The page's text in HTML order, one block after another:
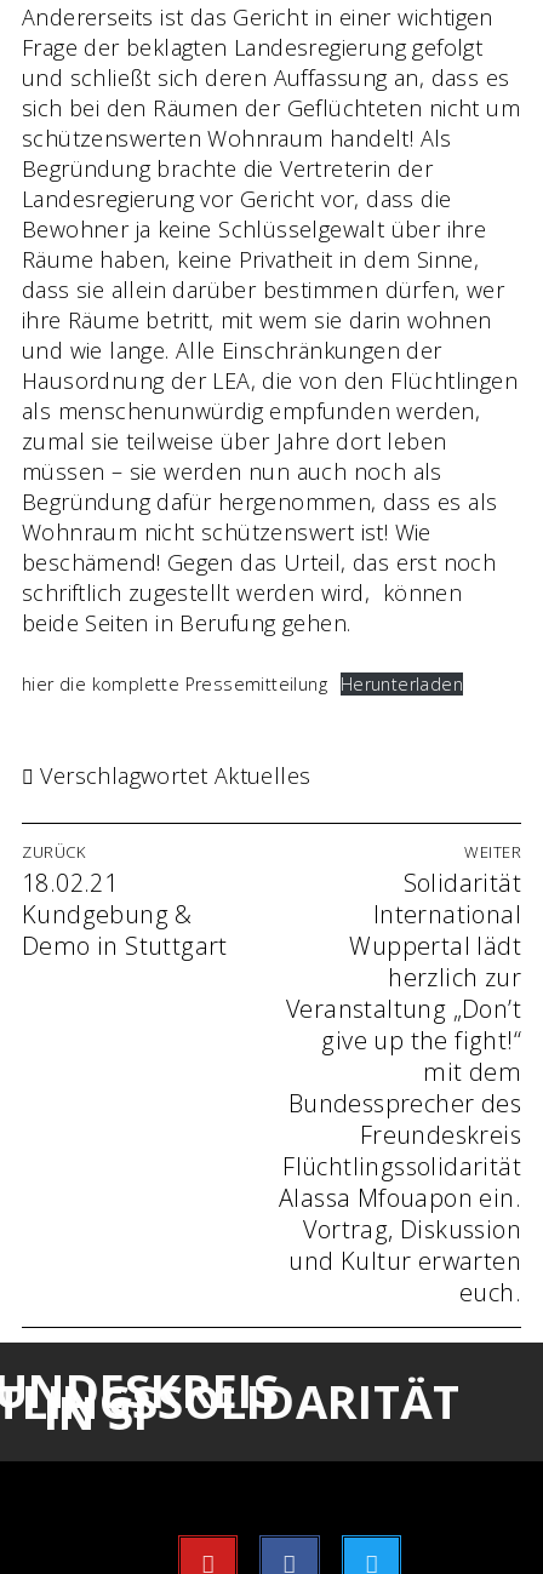
Andererseits ist das Gericht in einer wichtigen
Frage der beklagten Landesregierung gefolgt
und schließt sich deren Auffassung an, dass es
sich bei den Räumen der Geflüchteten nicht um
schützenswerten Wohnraum handelt! Als
Begründung brachte die Vertreterin der
Landesregierung vor Gericht vor, dass die
Bewohner ja keine Schlüsselgewalt über ihre
Räume haben, keine Privatheit in dem Sinne,
dass sie allein darüber bestimmen dürfen, wer
ihre Räume betritt, mit wem sie darin wohnen
und wie lange. Alle Einschränkungen der
Hausordnung der LEA, die von den Flüchtlingen
als menschenunwürdig empfunden werden,
zumal sie teilweise über Jahre dort leben
müssen – sie werden nun auch noch als
Begründung dafür hergenommen, dass es als
Wohnraum nicht schützenswert ist! Wie
beschämend! Gegen das Urteil, das erst noch
schriftlich zugestellt werden wird, können
beide Seiten in Berufung gehen.
hier die komplette Pressemitteilung Herunterladen
Verschlagwortet Aktuelles
Beitrags-
Navigation
ZURÜCK
Vorheriger
Beitrag:
18.02.21
Kundgebung &
Demo in Stuttgart
WEITER
Nächster
Beitrag:
Solidarität
International
Wuppertal lädt
herzlich zur
Veranstaltung „Don’t
give up the fight!“
mit dem
Bundessprecher des
Freundeskreis
Flüchtlingssolidarität
Alassa Mfouapon ein.
Vortrag, Diskussion
und Kultur erwarten
euch.
IN SI